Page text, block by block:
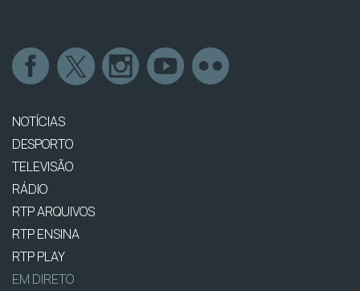
NOTÍCIAS
DESPORTO
TELEVISÃO
RÁDIO
RTP ARQUIVOS
RTP ENSINA
RTP PLAY
EM DIRETO